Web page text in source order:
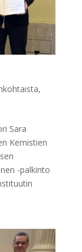
,
Sara
Kemistien
-palkinto